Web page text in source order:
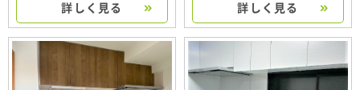
詳しく見る 詳しく見る